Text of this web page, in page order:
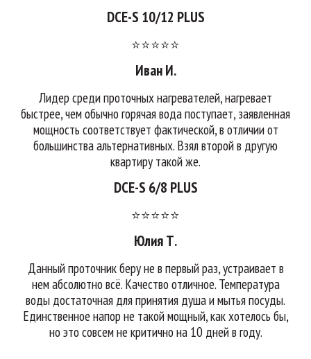
DCE-S 10/12 PLUS
⭐⭐⭐⭐⭐
Иван И.
Лидер среди проточных нагревателей, нагревает
быстрее, чем обычно горячая вода поступает, заявленная
мощность соответствует фактической, в отличии от
большинства альтернативных. Взял второй в другую
квартиру такой же.
DCE-S 6/8 PLUS
⭐⭐⭐⭐⭐
Юлия Т.
Данный проточник беру не в первый раз, устраивает в
нем абсолютно всё. Качество отличное. Температура
воды достаточная для принятия душа и мытья посуды.
Единственное напор не такой мощный, как хотелось бы,
но это совсем не критично на 10 дней в году.